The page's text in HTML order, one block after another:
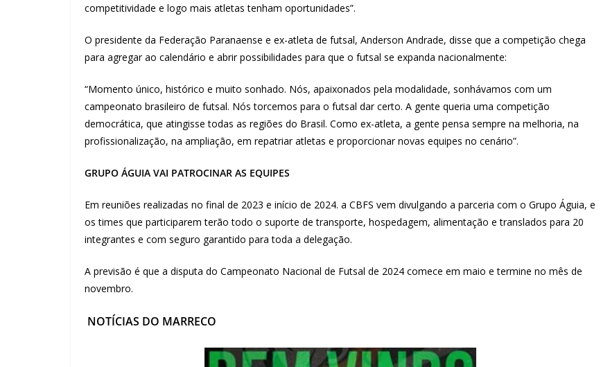
competitividade e logo mais atletas tenham oportunidades”.
O presidente da Federação Paranaense e ex-atleta de futsal, Anderson Andrade, disse que a competição chega
para agregar ao calendário e abrir possibilidades para que o futsal se expanda nacionalmente:
“Momento único, histórico e muito sonhado. Nós, apaixonados pela modalidade, sonhávamos com um
campeonato brasileiro de futsal. Nós torcemos para o futsal dar certo. A gente queria uma competição
democrática, que atingisse todas as regiões do Brasil. Como ex-atleta, a gente pensa sempre na melhoria, na
profissionalização, na ampliação, em repatriar atletas e proporcionar novas equipes no cenário”.
GRUPO ÁGUIA VAI PATROCINAR AS EQUIPES
Em reuniões realizadas no final de 2023 e início de 2024. a CBFS vem divulgando a parceria com o Grupo Águia, e
os times que participarem terão todo o suporte de transporte, hospedagem, alimentação e translados para 20
integrantes e com seguro garantido para toda a delegação.
A previsão é que a disputa do Campeonato Nacional de Futsal de 2024 comece em maio e termine no mês de
novembro.
NOTÍCIAS DO MARRECO